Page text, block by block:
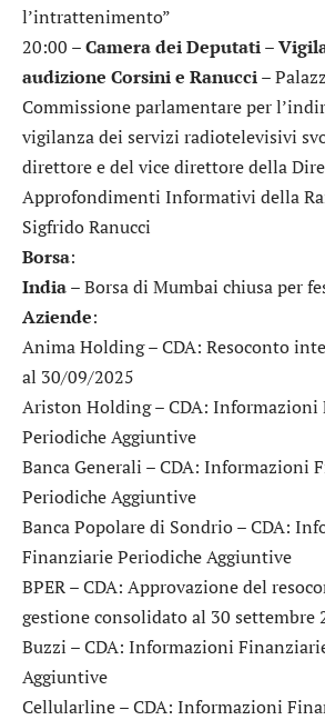
l’intrattenimento”
20:00 –Camera dei Deputati –
audizione Corsini e Ranucci–
Commissione parlamentare per
vigilanza dei servizi radiotelevisivi
direttore e del vice direttore della
Approfondimenti Informativi della
Sigfrido Ranucci
Borsa:
India– Borsa di Mumbai chiusa per
Aziende:
Anima Holding– CDA: Resoconto
al 30/09/2025
Ariston Holding– CDA: Informazioni
Periodiche Aggiuntive
Banca Generali – CDA: Informazioni
Periodiche Aggiuntive
Banca Popolare di Sondrio– CDA:
Finanziarie Periodiche Aggiuntive
BPER– CDA: Approvazione del
gestione consolidato al 30 settembre
Buzzi – CDA: Informazioni
Aggiuntive
Cellularline– CDA: Informazioni